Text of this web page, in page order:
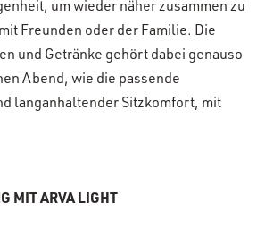
um wieder näher zusammen zu
Freunden oder der Familie. Die
und Getränke gehört dabei genauso
Abend, wie die passende
langanhaltender Sitzkomfort, mit
MIT ARVA LIGHT